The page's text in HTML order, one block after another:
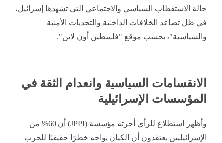
حالة الاستقطاب السياسي والاجتماعي التي تشهدها إسرائيل،
في ظل تصاعد الخلافات الداخلية والتحديات الأمنية
والسياسية"، بحسب موقع "فلسطين أون لاين".
الانقسامات السياسية وانعدام الثقة في
المؤسسات الإسرائيلية
وأظهر استطلاع للرأي أجرته مؤسسة (JPPI) أن 60% من
الإسرائيليين يعتقدون أن الكيان يواجه خطرًا حقيقيًا للحرب